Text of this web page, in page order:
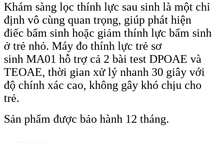
Khám sàng lọc thính lực sau sinh là một chỉ
định vô cùng quan trọng, giúp phát hiện
điếc bẩm sinh hoặc giảm thính lực bẩm sinh
ở trẻ nhỏ. Máy đo thính lực trẻ sơ
sinh MA01 hỗ trợ cả 2 bài test DPOAE và
TEOAE, thời gian xử lý nhanh 30 giây với
độ chính xác cao, không gây khó chịu cho
trẻ.
Sản phẩm được bảo hành 12 tháng.